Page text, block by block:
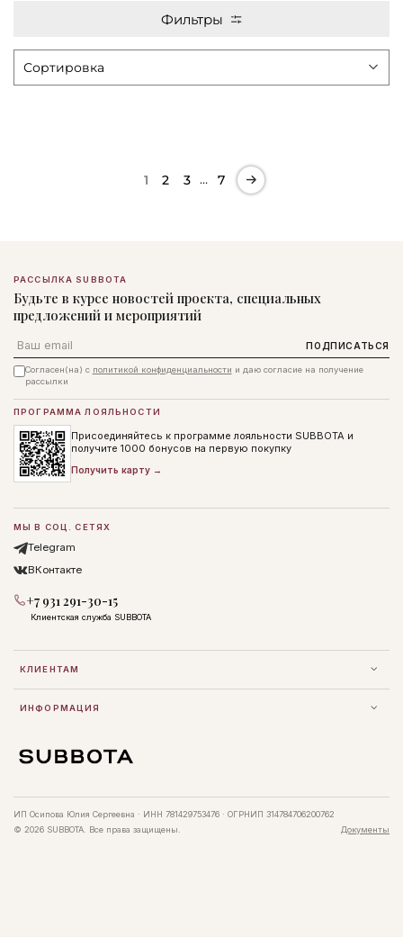
Фильтры
1 2 3 … 7
РАССЫЛКА SUBBOTA
Будьте в курсе новостей проекта, специальных
предложений и мероприятий
Email ПОДПИСАТЬСЯ
Согласен(на) с политикой конфиденциальности и даю согласие на получение
рассылки
КЛИЕНТАМ
ИНФОРМАЦИЯ
ПРОГРАММА ЛОЯЛЬНОСТИ
Присоединяйтесь к программе лояльности SUBBOTA и
получите 1000 бонусов на первую покупку
Получить карту →
МЫ В СОЦ. СЕТЯХ
Telegram
ВКонтакте
+7 931 291-30-15
Клиентская служба SUBBOTA
ИП Осипова Юлия Сергеевна · ИНН 781429753476 · ОГРНИП 314784706200762
© 2026 SUBBOTA. Все права защищены.
Документы